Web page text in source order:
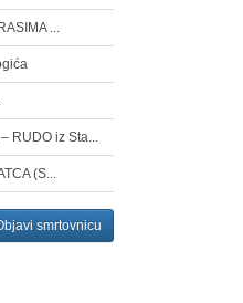
...
RUDO iz Sta...
(S...
smrtovnicu